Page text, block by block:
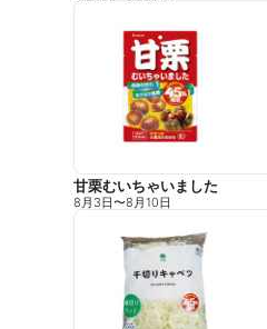
甘栗むいちゃいました
8月3日〜8月10日